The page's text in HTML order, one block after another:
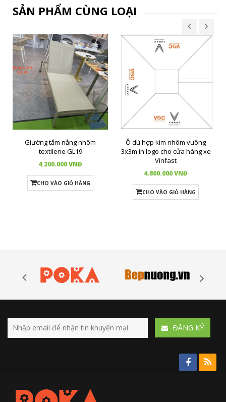
SẢN PHẨM CÙNG LOẠI
Giường tắm nắng nhôm
textilene GL19
4.200.000 VNĐ
CHO VÀO GIỎ HÀNG
Ô dù hợp kim nhôm vuông
3x3m in logo cho cửa hàng xe
Vinfast
4.800.000 VNĐ
CHO VÀO GIỎ HÀNG
ÐĂNG KÝ